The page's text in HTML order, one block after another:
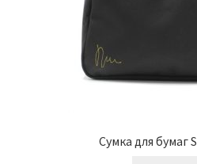
Сумка для бумаг